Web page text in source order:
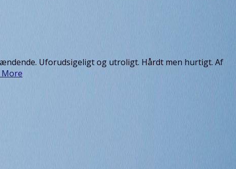
Uforudsigeligt og utroligt. Hårdt men hurtigt. Af
More